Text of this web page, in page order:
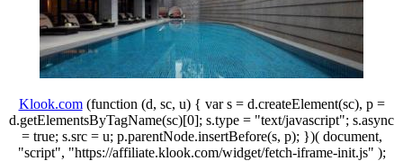
Klook.com(function (d, sc, u) { var s = d.createElement(sc), p =
d.getElementsByTagName(sc)[0]; s.type = "text/javascript"; s.async
= true; s.src = u; p.parentNode.insertBefore(s, p); })( document,
"script", "https://affiliate.klook.com/widget/fetch-iframe-init.js" );